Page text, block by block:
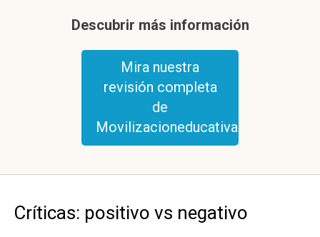
Descubrir más información
Mira nuestra
revisión completa
de
Movilizacioneducativa
Críticas: positivo vs negativo